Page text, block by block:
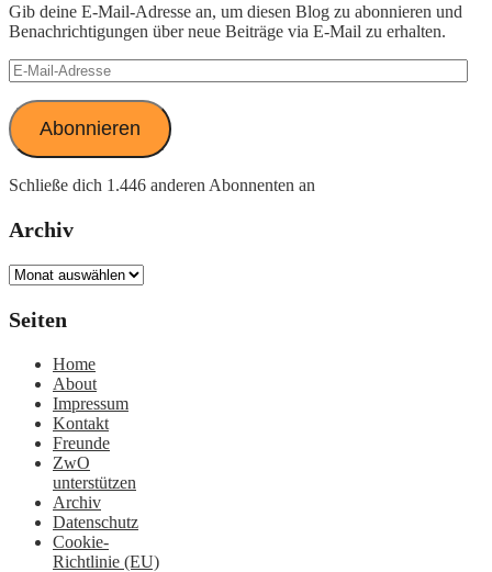
Gib deine E-Mail-Adresse an, um diesen Blog zu abonnieren und
Benachrichtigungen über neue Beiträge via E-Mail zu erhalten.
E-
Mail-
Adresse
Abonnieren
Schließe dich 1.446 anderen Abonnenten an
Archiv
Archiv
Seiten
Home
About
Impressum
Kontakt
Freunde
ZwO
unterstützen
Archiv
Datenschutz
Cookie-
Richtlinie (EU)